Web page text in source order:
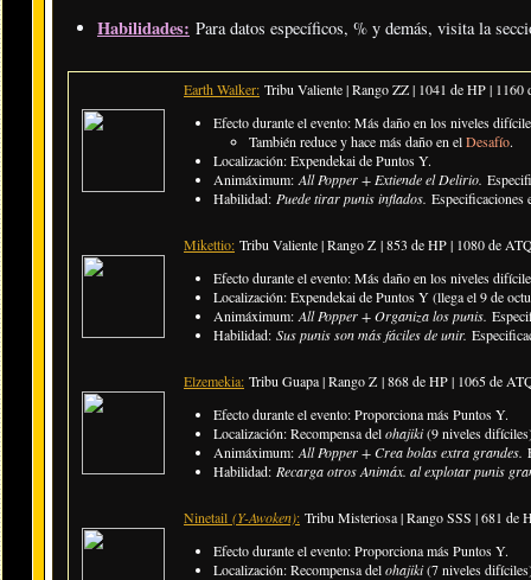
Habilidades: Para datos específicos, % y demás, visita la
Earth Walker: Tribu Valiente | Rango ZZ | 1041 de HP | 1160
Efecto durante el evento: Más daño en los niveles
También reduce y hace más daño en elDesafío.
Localización: Expendekai de Puntos Y.
Animáximum: All Popper + Extiende el Delirio.
Habilidad: Puede tirar punis inflados. Especificaciones
Mikettio: Tribu Valiente | Rango Z | 853 de HP | 1080 de
Efecto durante el evento:Más daño en los niveles
Localización: Expendekai de Puntos Y (llega el 9 de
Animáximum: All Popper + Organiza los punis.
Habilidad: Sus punis son más fáciles de unir.
Elzemekia: Tribu Guapa | Rango Z | 868 de HP | 1065 de
Efecto durante el evento: Proporciona más Puntos Y.
Localización: Recompensa delohajiki(9 niveles
Animáximum: All Popper + Crea bolas extra grandes.
Habilidad: Recarga otros Animáx. al explotar punis
Ninetail (Y-Awoken): Tribu Misteriosa | Rango SSS | 681 de
Efecto durante el evento: Proporciona más Puntos Y.
Localización: Recompensa delohajiki(7 niveles